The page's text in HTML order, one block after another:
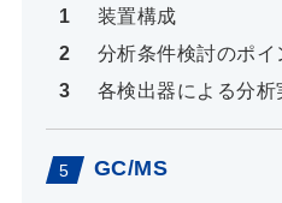
装置構成
分析条件検討のポイ
各検出器による分析
GC/MS